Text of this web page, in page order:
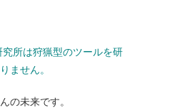
所は狩猟型のツールを研
ません。
の未来です。